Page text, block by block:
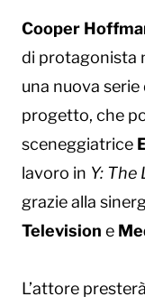
Cooper
di protagonista
una nuova
progetto, che
sceneggiatrice
lavoro in Y: The
grazie alla
Television e
L’attore